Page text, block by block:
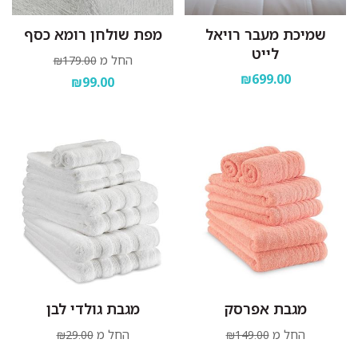
שמיכת מעבר רויאל
לייט
₪699.00
מפת שולחן רומא כסף
החל מ ₪179.00
₪99.00
מגבת אפרסק
החל מ ₪149.00
מגבת גולדי לבן
החל מ ₪29.00